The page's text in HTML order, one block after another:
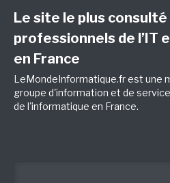
Le site le plus consulté
professionnels de l’IT
en France
LeMondeInformatique.fr est une
groupe d'information et de
de l'informatique en France.